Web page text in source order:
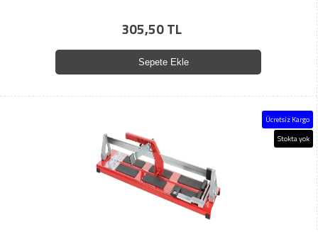
305,50 TL
Sepete Ekle
Ücretsiz Kargo
Stokta yok